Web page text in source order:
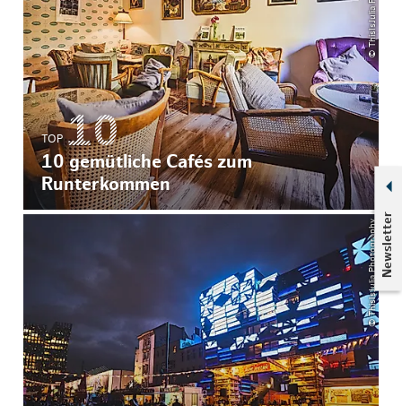
Newsletter
TOP
10 gemütliche Cafés zum
Runterkommen
© ThisIsJulia Photography